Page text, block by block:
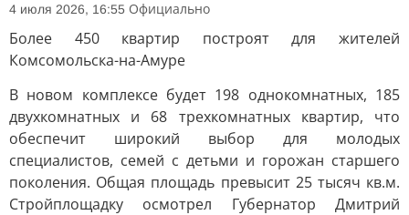
4 июля 2026, 16:55 Официально
Более 450 квартир построят для жителей
Комсомольска-на-Амуре
В новом комплексе будет 198 однокомнатных, 185
двухкомнатных и 68 трехкомнатных квартир, что
обеспечит широкий выбор для молодых
специалистов, семей с детьми и горожан старшего
поколения. Общая площадь превысит 25 тысяч кв.м.
Стройплощадку осмотрел Губернатор Дмитрий